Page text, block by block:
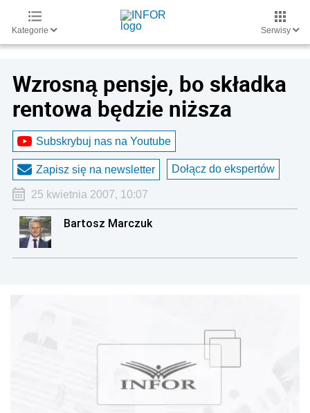
Kategorie Serwisy
Wzrosną pensje, bo składka
rentowa będzie niższa
Subskrybuj nas na Youtube
Zapisz się na newsletter Dołącz do ekspertów
25 kwietnia 2007, 10:07
Bartosz Marczuk